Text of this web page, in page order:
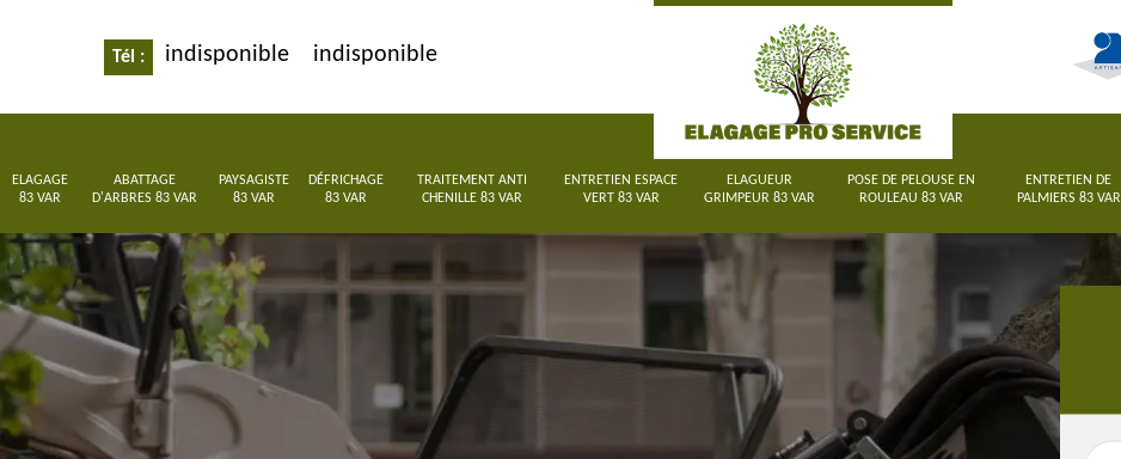
Tél : indisponible indisponible
ELAGAGE
83 VAR
ABATTAGE
D'ARBRES 83 VAR
PAYSAGISTE
83 VAR
DÉFRICHAGE
83 VAR
TRAITEMENT ANTI
CHENILLE 83 VAR
ENTRETIEN ESPACE
VERT 83 VAR
ELAGUEUR
GRIMPEUR 83 VAR
POSE DE PELOUSE EN
ROULEAU 83 VAR
ENTRETIEN DE
PALMIERS 83 VAR